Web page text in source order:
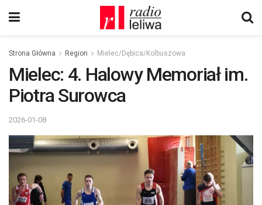
Strona Główna Region Mielec/Dębica/Kolbuszowa
Mielec: 4. Halowy Memoriał im.
Piotra Surowca
2026-01-08